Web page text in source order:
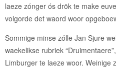
laeze zónger ós drök te make
volgorde det waord woor
Sommige minse zólle Jan Sjure
waekelikse rubriek
Limburger te laeze woor. Weinige